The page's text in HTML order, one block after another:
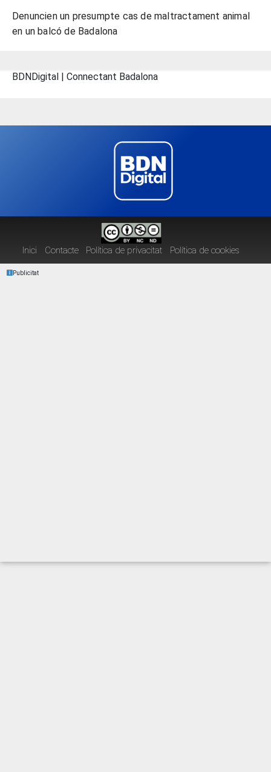
Denuncien un presumpte cas de maltractament animal
en un balcó de Badalona
BDNDigital | Connectant Badalona
Inici Contacte Política de privacitat Política de cookies
Publicitat